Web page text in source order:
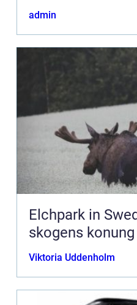
admin
Elchpark in
skogens konung
Viktoria Uddenholm